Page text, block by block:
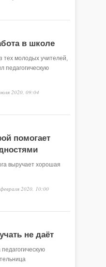
в школе
тех молодых учителей,
педагогическую
2020, 09:04
помогает
выручает хорошая
2020, 10:00
не даёт